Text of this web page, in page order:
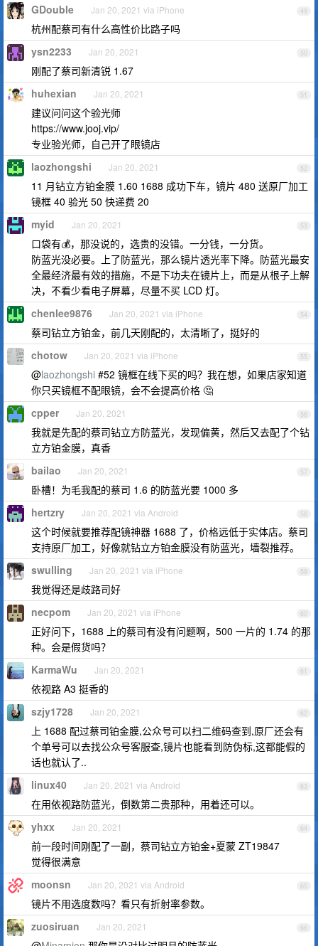
49
GDouble Jan 20, 2021 via iPhone
杭州配蔡司有什么高性价比路子吗
50
ysn2233 Jan 20, 2021
刚配了蔡司新清锐 1.67
51
huhexian Jan 20, 2021
建议问问这个验光师
https://www.jooj.vip/
专业验光师，自己开了眼镜店
52
laozhongshi Jan 20, 2021
11 月钻立方铂金膜 1.60 1688 成功下车，镜片 480 送原厂加工
镜框 40 验光 50 快递费 20
53
myid Jan 20, 2021
口袋有💰，那没说的，选贵的没错。一分钱，一分货。
防蓝光没必要。上了防蓝光，那么镜片透光率下降。防蓝光最安
全最经济最有效的措施，不是下功夫在镜片上，而是从根子上解
决，不看少看电子屏幕，尽量不买 LCD 灯。
54
chenlee9876 Jan 20, 2021 via iPhone
蔡司钻立方铂金，前几天刚配的，太清晰了，挺好的
55
chotow Jan 20, 2021 via iPhone
@laozhongshi #52 镜框在线下买的吗？我在想，如果店家知道
你只买镜框不配眼镜，会不会提高价格 🤔
56
cpper Jan 20, 2021
我就是先配的蔡司钻立方防蓝光，发现偏黄，然后又去配了个钻
立方铂金膜，真香
57
bailao Jan 20, 2021
卧槽！为毛我配的蔡司 1.6 的防蓝光要 1000 多
58
hertzry Jan 20, 2021 via Android
这个时候就要推荐配镜神器 1688 了，价格远低于实体店。蔡司
支持原厂加工，好像就钻立方铂金膜没有防蓝光，墙裂推荐。
59
swulling Jan 20, 2021 via iPhone
我觉得还是歧路司好
60
necpom Jan 20, 2021 via iPhone
正好问下，1688 上的蔡司有没有问题啊，500 一片的 1.74 的那
种。会是假货吗？
61
KarmaWu Jan 20, 2021
依视路 A3 挺香的
62
szjy1728 Jan 20, 2021
上 1688 配过蔡司铂金膜,公众号可以扫二维码查到,原厂还会有
个单号可以去找公众号客服查,镜片也能看到防伪标,这都能假的
话也就认了..
63
linux40 Jan 20, 2021 via Android
在用依视路防蓝光，倒数第二贵那种，用着还可以。
64
yhxx Jan 20, 2021
前一段时间刚配了一副，蔡司钻立方铂金+夏蒙 ZT19847
觉得很满意
65
moonsn Jan 20, 2021 via Android
镜片不用选度数吗？看只有折射率参数。
66
zuosiruan Jan 20, 2021